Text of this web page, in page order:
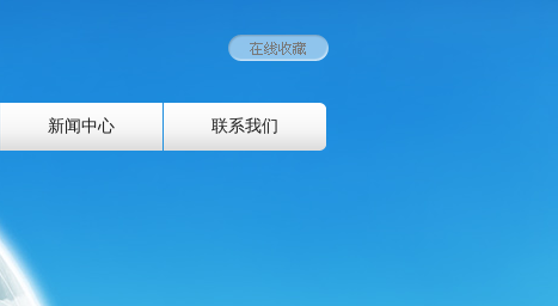
新闻中心 联系我们